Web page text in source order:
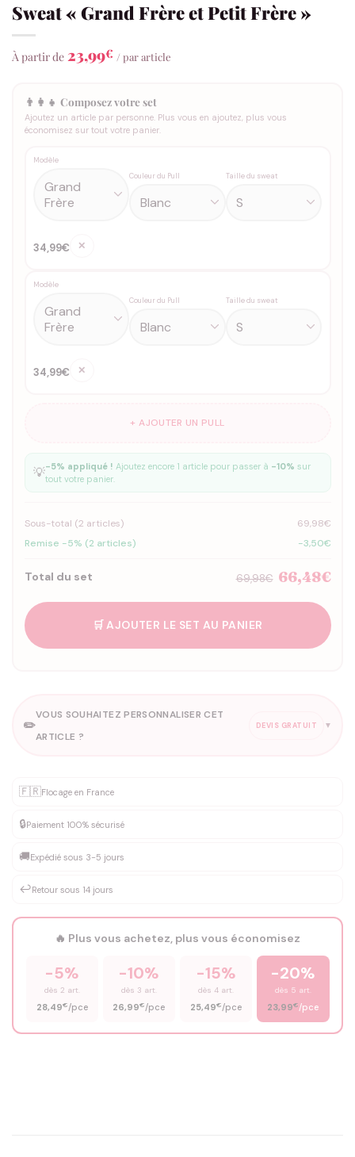
Sweat « Grand Frère et Petit Frère »
À partir de 23,99€ / par article
👨‍👩‍👧 Composez votre set
Ajoutez un article par personne. Plus vous en ajoutez, plus vous
économisez sur tout votre panier.
Modèle
Couleur du Pull
Taille du sweat
34,99€ ✕
Modèle
Couleur du Pull
Taille du sweat
34,99€ ✕
+ AJOUTER UN PULL
💡-5% appliqué ! Ajoutez encore 1 article pour passer à -10% sur
tout votre panier.
Sous-total (2 articles)
69,98€
Remise -5% (2 articles)
-3,50€
Total du set 69,98€ 66,48€
🛒 AJOUTER LE SET AU PANIER
✏️
VOUS SOUHAITEZ PERSONNALISER CET
ARTICLE ?
DEVIS GRATUIT ▼
✨ Personnalisation sur mesure
Prénom*
🇫🇷Flocage en France
🔒Paiement 100% sécurisé
🚚Expédié sous 3-5 jours
↩️Retour sous 14 jours
🔥 Plus vous achetez, plus vous économisez
-5%
dès 2 art.
28,49€/pce
-10%
dès 3 art.
26,99€/pce
-15%
dès 4 art.
25,49€/pce
-20%
dès 5 art.
23,99€/pce